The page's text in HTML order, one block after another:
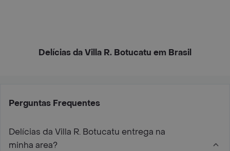
Delícias da Villa R. Botucatu em Brasil
Perguntas Frequentes
Delícias da Villa R. Botucatu entrega na
minha area?